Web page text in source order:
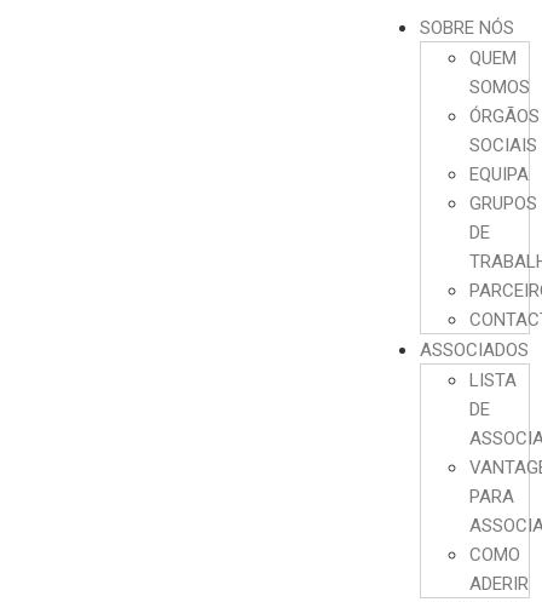
SOBRE NÓS
QUEM
SOMOS
ÓRGÃOS
SOCIAIS
EQUIPA
GRUPOS
DE
ASSOCIADOS
LISTA
DE
PARA
COMO
ADERIR